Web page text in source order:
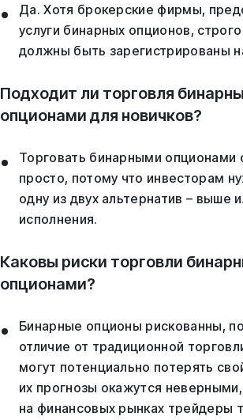
Да. Хотя брокерские фирмы,
услуги бинарных опционов,
должны быть зарегистрированы
Подходит ли торговля
опционами для новичков?
Торговать бинарными опционами
просто, потому что инвесторам
одну из двух альтернатив – выше
исполнения.
Каковы риски торговли
опционами?
Бинарные опционы рискованны,
отличие от традиционной
могут потенциально потерять
их прогнозы окажутся
на финансовых рынках трейдеры